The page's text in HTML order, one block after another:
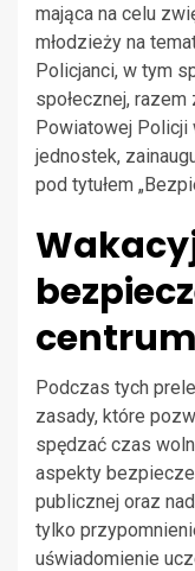
mająca na celu
młodzieży na
Policjanci, w tym
społecznej,
Powiatowej Policji
jednostek,
pod tytułem
Podczas tych
zasady, które
spędzać czas
aspekty
publicznej oraz
tylko
uświadomienie